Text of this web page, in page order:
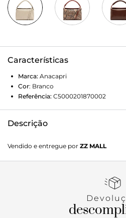
Características
Marca: Anacapri
Cor: Branco
Referência: C5000201870002
Descrição
modelo vem para a temporada
estruturado, com laterais
detalhes de acabamentos por
alça longa transversal removível.
superior na aba, por botão de
Vendido e entregue por ZZ MALL